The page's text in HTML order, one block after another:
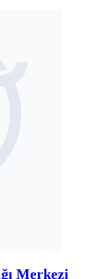
Merkezi